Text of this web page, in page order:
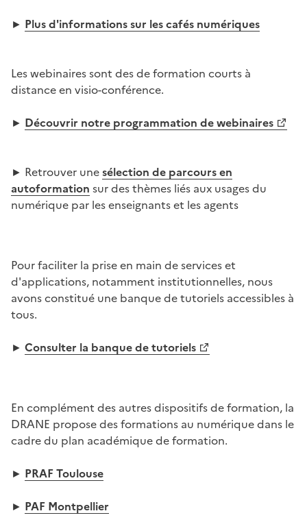
► Plus d'informations sur les cafés numériques
Les webinaires sont des de formation courts à
distance en visio-conférence.
► Découvrir notre programmation de webinaires
► Retrouver unesélection de parcours en
autoformation sur des thèmes liés aux usages du
numérique par les enseignants et les agents
Pour faciliter la prise en main de services et
d'applications, notamment institutionnelles, nous
avons constitué une banque de tutoriels accessibles à
tous.
► Consulter la banque de tutoriels
En complément des autres dispositifs de formation, la
DRANE propose des formations au numérique dans le
cadre du plan académique de formation.
► PRAF Toulouse
► PAF Montpellier